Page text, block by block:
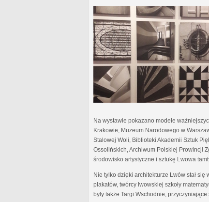
Na wystawie pokazano modele
Krakowie, Muzeum Narodowego w
Stalowej Woli, Biblioteki Akademii Sztuk
Ossolińskich, Archiwum Polskiej Prowincji
środowisko artystyczne i sztukę Lwowa
Nie tylko dzięki architekturze Lwów stał
plakatów, twórcy lwowskiej szkoły
były także Targi Wschodnie,